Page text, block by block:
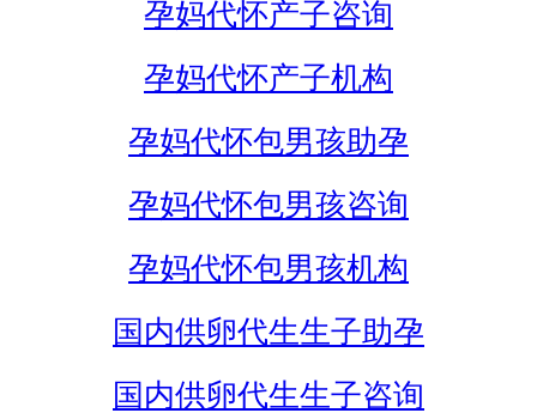
孕妈代怀产子咨询
孕妈代怀产子机构
孕妈代怀包男孩助孕
孕妈代怀包男孩咨询
孕妈代怀包男孩机构
国内供卵代生生子助孕
国内供卵代生生子咨询